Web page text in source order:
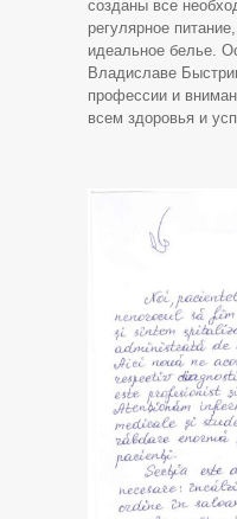
созданы все
регулярное
идеальное белье.
Владиславе
профессии и
всем здоровья и